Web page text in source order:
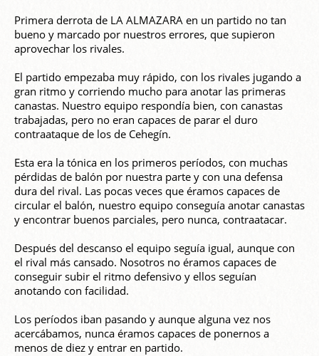
Primera derrota de LA ALMAZARA en un partido no tan
bueno y marcado por nuestros errores, que supieron
aprovechar los rivales.
El partido empezaba muy rápido, con los rivales jugando a
gran ritmo y corriendo mucho para anotar las primeras
canastas. Nuestro equipo respondía bien, con canastas
trabajadas, pero no eran capaces de parar el duro
contraataque de los de Cehegín.
Esta era la tónica en los primeros períodos, con muchas
pérdidas de balón por nuestra parte y con una defensa
dura del rival. Las pocas veces que éramos capaces de
circular el balón, nuestro equipo conseguía anotar canastas
y encontrar buenos parciales, pero nunca, contraatacar.
Después del descanso el equipo seguía igual, aunque con
el rival más cansado. Nosotros no éramos capaces de
conseguir subir el ritmo defensivo y ellos seguían
anotando con facilidad.
Los períodos iban pasando y aunque alguna vez nos
acercábamos, nunca éramos capaces de ponernos a
menos de diez y entrar en partido.